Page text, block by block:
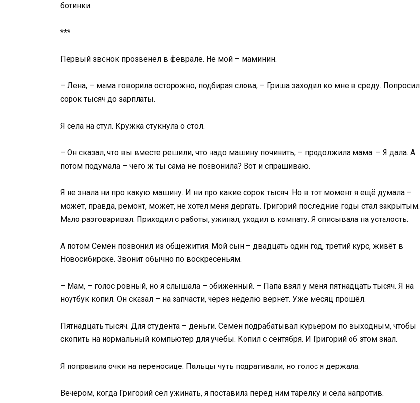
ботинки.
***
Первый звонок прозвенел в феврале. Не мой – маминин.
– Лена, – мама говорила осторожно, подбирая слова, – Гриша заходил ко мне в среду. Попросил
сорок тысяч до зарплаты.
Я села на стул. Кружка стукнула о стол.
– Он сказал, что вы вместе решили, что надо машину починить, – продолжила мама. – Я дала. А
потом подумала – чего ж ты сама не позвонила? Вот и спрашиваю.
Я не знала ни про какую машину. И ни про какие сорок тысяч. Но в тот момент я ещё думала –
может, правда, ремонт, может, не хотел меня дёргать. Григорий последние годы стал закрытым.
Мало разговаривал. Приходил с работы, ужинал, уходил в комнату. Я списывала на усталость.
А потом Семён позвонил из общежития. Мой сын – двадцать один год, третий курс, живёт в
Новосибирске. Звонит обычно по воскресеньям.
– Мам, – голос ровный, но я слышала – обиженный. – Папа взял у меня пятнадцать тысяч. Я на
ноутбук копил. Он сказал – на запчасти, через неделю вернёт. Уже месяц прошёл.
Пятнадцать тысяч. Для студента – деньги. Семён подрабатывал курьером по выходным, чтобы
скопить на нормальный компьютер для учёбы. Копил с сентября. И Григорий об этом знал.
Я поправила очки на переносице. Пальцы чуть подрагивали, но голос я держала.
Вечером, когда Григорий сел ужинать, я поставила перед ним тарелку и села напротив.